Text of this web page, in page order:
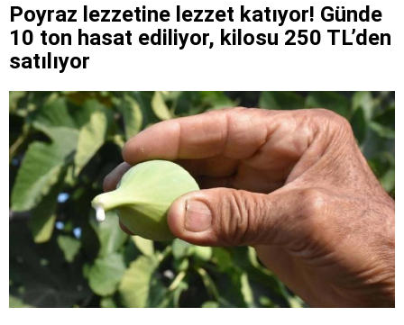
Poyraz lezzetine lezzet katıyor! Günde
10 ton hasat ediliyor, kilosu 250 TL’den
satılıyor